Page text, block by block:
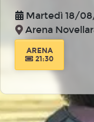
Martedì 18/
Arena
ARENA
21:30